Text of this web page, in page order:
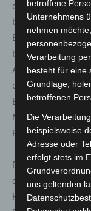
darauf,
besprechen,
Entscheidungen
begegnen ihren
Augenhöhe. Sie
der gleichen
Betreuung macht
Menschen stark
Region“, führt
Durch die drei
die Zahl der
Hannover in der
betroffene
Unternehmens
nehmen
Verarbeitung
besteht für eine
Grundlage,
betroffenen
Die
beispielsweise
Adresse oder
erfolgt stets im
uns geltenden